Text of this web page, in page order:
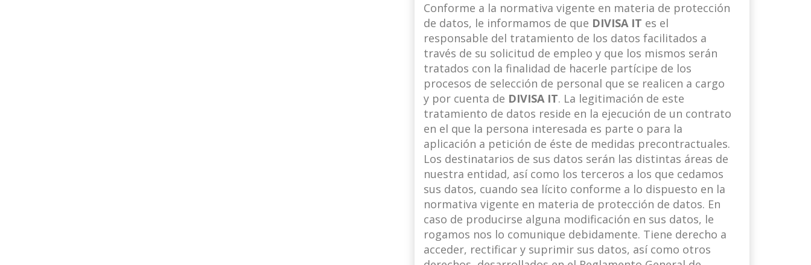
Conforme a la normativa vigente en materia de protección
de datos, le informamos de que DIVISA IT es el
responsable del tratamiento de los datos facilitados a
través de su solicitud de empleo y que los mismos serán
tratados con la finalidad de hacerle partícipe de los
procesos de selección de personal que se realicen a cargo
y por cuenta de DIVISA IT. La legitimación de este
tratamiento de datos reside en la ejecución de un contrato
en el que la persona interesada es parte o para la
aplicación a petición de éste de medidas precontractuales.
Los destinatarios de sus datos serán las distintas áreas de
nuestra entidad, así como los terceros a los que cedamos
sus datos, cuando sea lícito conforme a lo dispuesto en la
normativa vigente en materia de protección de datos. En
caso de producirse alguna modificación en sus datos, le
rogamos nos lo comunique debidamente. Tiene derecho a
acceder, rectificar y suprimir sus datos, así como otros